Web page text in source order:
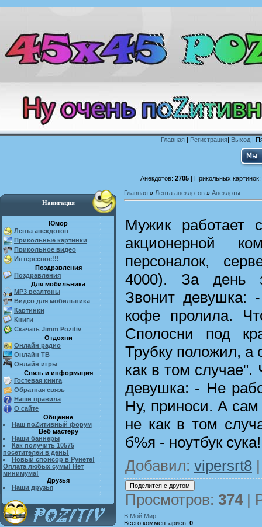
Главная | Регистрация| Выход |
Анекдотов: 2705| Прикольных картинок:
Навигация
Юмор
Лента анекдотов
Прикольные картинки
Прикольное видео
Интересное!!!
Поздравления
Поздравления
Для мобильника
MP3 реалтоны
Видео для мобильника
Картинки
Книги
Скачать Jimm Pozitiv
Отдохни
Онлайн радио
Онлайн ТВ
Онлайн игры
Связь и информация
Гостевая книга
Обратная связь
Наши правила
О сайте
Общение
Наш поZитивный форум
Веб мастеру
Наши баннеры
Как получить 10575
посетителей в день!
Новый спонсор в Рунете!
Оплата любых сумм! Нет
минимума!
Друзья
Наши друзья
Главная » Лента анекдотов » Анекдоты
Мужик работает
акционерной
персоналок,
4000). За день
Звонит девушка:
кофе пролила.
Сполосни под
Трубку положил,
как в том случае".
девушка: - Не
Ну, приноси. А
не как в том
б%я - ноутбук
Добавил: vipersrt8 |
Просмотров: 374|
В Мой Мир
Всего комментариев: 0